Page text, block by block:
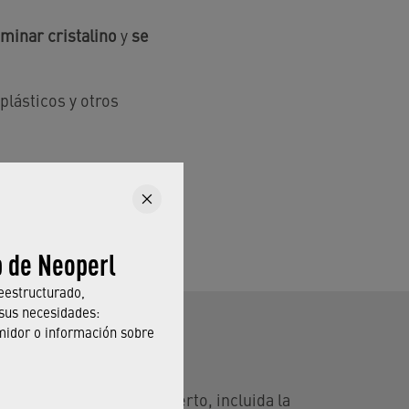
Neoperl
necesidades:
o información sobre
cristalino y se
y otros
de una boquilla y un inserto, incluida la